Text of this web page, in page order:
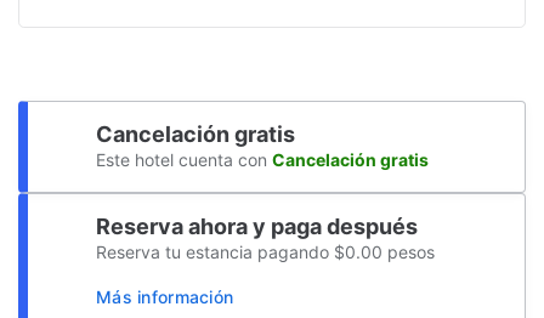
Clases de acondicionamiento físico
Libros, DVD o música para niños
Pesca
Máquina expendedora
Recepción
Cancelación gratis
Este hotel cuenta con Cancelación gratis
Reserva ahora y paga después
Reserva tu estancia pagando $0.00 pesos
Más información